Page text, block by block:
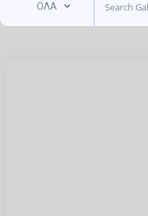
ΟΛΑ